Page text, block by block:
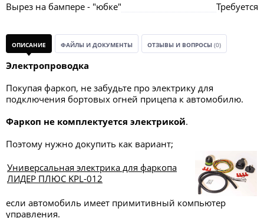
Вырез на бампере - "юбке"
Требуется
ОПИСАНИЕ ФАЙЛЫ И ДОКУМЕНТЫ ОТЗЫВЫ И ВОПРОСЫ (0)
Электропроводка
Покупая фаркоп, не забудьте про электрику для
подключения бортовых огней прицепа к автомобилю.
Фаркоп не комплектуется электрикой.
Поэтому нужно докупить как вариант;
Универсальная электрика для фаркопа
ЛИДЕР ПЛЮС KPL-012
если автомобиль имеет примитивный компьютер
управления.